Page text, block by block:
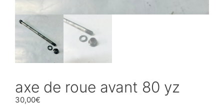
axe de roue avant 80 yz
30,00€